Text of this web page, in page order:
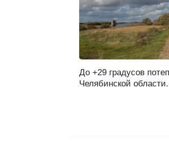
До +29 градусов
Челябинской